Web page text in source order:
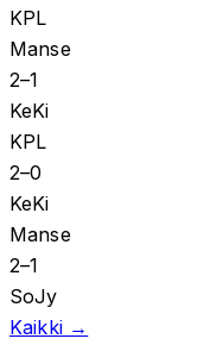
KPL
Manse
2–1
KeKi
KPL
2–0
KeKi
Manse
2–1
SoJy
Kaikki →